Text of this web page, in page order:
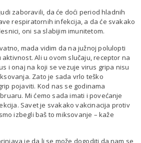
zaboravili, da će doći period hladnih
respiratornih infekcija, a da će svakako
oni sa slabijim imunitetom.
mada vidim da na južnoj polulopti
Ali u ovom slučaju, receptor na
i onaj na koji se vezuje virus gripa nisu
Zato je sada vrlo teško
pojaviti. Kod nas se godinama
Mi ćemo sada imati i povećanje
Savet je svakako vakcinacija protiv
izbegli baš to miksovanje – kaže
je da li se može dogoditi da nam se